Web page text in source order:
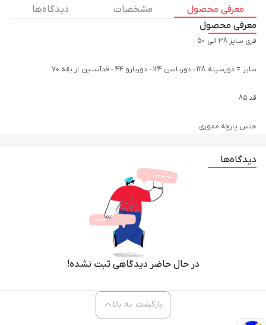
معرفی محصول مشخصات
دیدگاه ها
معرفی محصول
جنس پارچه مموری
دیدگاه‌ها
در حال حاضر دیدگاهی ثبت نشده!
بازگشت به بالا